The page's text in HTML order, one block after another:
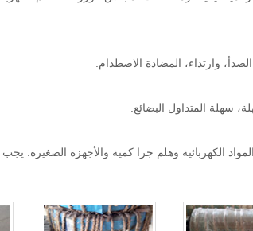
وارتداء، المضادة الاصطدام.
سهلة المتداول البضائع.
الكهربائية وهلم جرا كمية والأجهزة الصغيرة. يجب